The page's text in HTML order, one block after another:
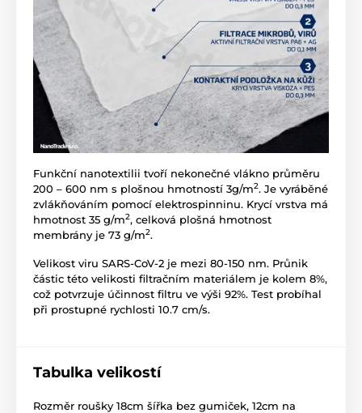
​Funkční nanotextilii tvoří nekonečné vlákno průměru
200 – 600 nm s plošnou hmotností 3g/m2. Je vyráběné
zvlákňováním pomocí elektrospinninu. Krycí vrstva má
hmotnost 35 g/m2, celková plošná hmotnost
membrány je 73 g/m2.
Velikost viru SARS-CoV-2 je mezi 80-150 nm. Průnik
částic této velikosti filtračním materiálem je kolem 8%,
což potvrzuje účinnost filtru ve výši 92%. Test probíhal
při prostupné rychlosti 10.7 cm/s.
Tabulka velikostí
Rozměr roušky 18cm šířka bez gumiček, 12cm na